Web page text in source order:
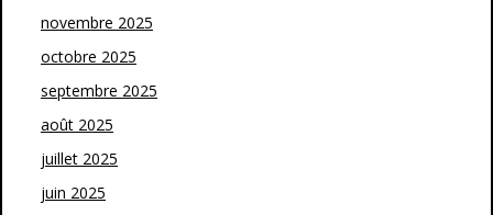
novembre 2025
octobre 2025
septembre 2025
août 2025
juillet 2025
juin 2025